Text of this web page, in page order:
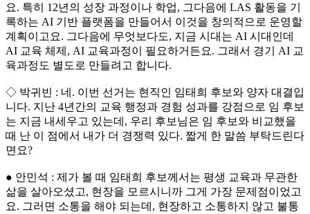
요. 특히 12년의 성장 과정이나 학업, 그다음에 LAS 활동을 기
록하는 AI 기반 플랫폼을 만들어서 이것을 창의적으로 운영할
계획이고요. 그다음에 무엇보다도, 지금 시대는 AI 시대인데
AI 교육 체제, AI 교육과정이 필요하거든요. 그래서 경기 AI 교
육과정도 별도로 만들려고 합니다.
◇ 박귀빈 : 네. 이번 선거는 현직인 임태희 후보와 양자 대결입
니다. 지난 4년간의 교육 행정과 경험 성과를 강점으로 임 후보
는 지금 내세우고 있는데, 우리 후보님은 임 후보와 비교했을
때 난 이 점에서 내가 더 경쟁력 있다. 짧게 한 말씀 부탁드린다
면요?
● 안민석 : 제가 볼 때 임태희 후보께서는 평생 교육과 무관한
삶을 살아오셨고, 현장을 모르시니까 그게 가장 문제점이었고
요. 그러면 소통을 해야 되는데, 현장하고 소통하지 않고 불통